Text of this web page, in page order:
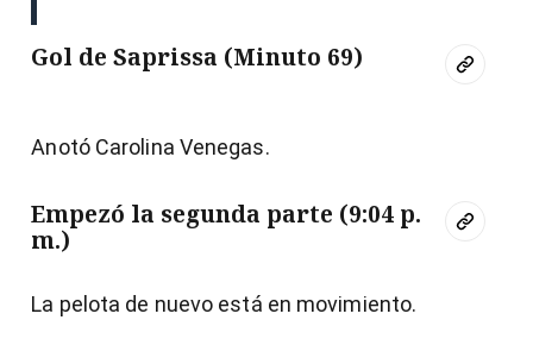
Gol de Saprissa (Minuto 69)
Anotó Carolina Venegas.
Empezó la segunda parte (9:04 p.
m.)
La pelota de nuevo está en movimiento.